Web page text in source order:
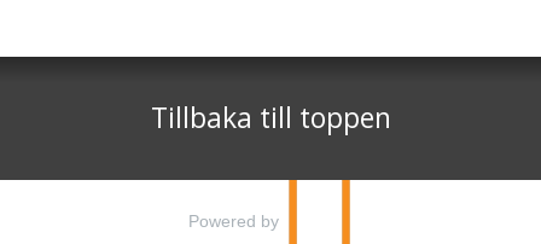
Jag samtycker till dataskyddspolicyn.
Telefon 0451-618 00
Tillbaka till toppen
Powered by